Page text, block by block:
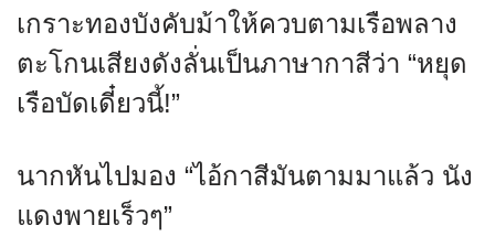
เกราะทองบังคับม้าให้ควบตามเรือพลาง
ตะโกนเสียงดังลั่นเป็นภาษากาสีว่า “หยุด
เรือบัดเดี๋ยวนี้!”
นากหันไปมอง “ไอ้กาสีมันตามมาแล้ว นัง
แดงพายเร็วๆ”